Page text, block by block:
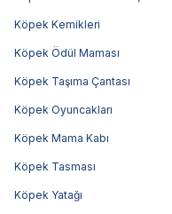
Köpek Kemikleri
Köpek Ödül Maması
Köpek Taşıma Çantası
Köpek Oyuncakları
Köpek Mama Kabı
Köpek Tasması
Köpek Yatağı